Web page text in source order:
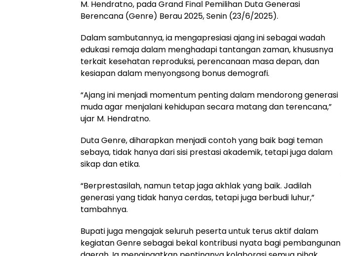
M. Hendratno, pada Grand Final Pemilihan Duta Generasi
Berencana (Genre) Berau 2025, Senin (23/6/2025).
Dalam sambutannya, ia mengapresiasi ajang ini sebagai wadah
edukasi remaja dalam menghadapi tantangan zaman, khususnya
terkait kesehatan reproduksi, perencanaan masa depan, dan
kesiapan dalam menyongsong bonus demografi.
“Ajang ini menjadi momentum penting dalam mendorong generasi
muda agar menjalani kehidupan secara matang dan terencana,”
ujar M. Hendratno.
Duta Genre, diharapkan menjadi contoh yang baik bagi teman
sebaya, tidak hanya dari sisi prestasi akademik, tetapi juga dalam
sikap dan etika.
“Berprestasilah, namun tetap jaga akhlak yang baik. Jadilah
generasi yang tidak hanya cerdas, tetapi juga berbudi luhur,”
tambahnya.
Bupati juga mengajak seluruh peserta untuk terus aktif dalam
kegiatan Genre sebagai bekal kontribusi nyata bagi pembangunan